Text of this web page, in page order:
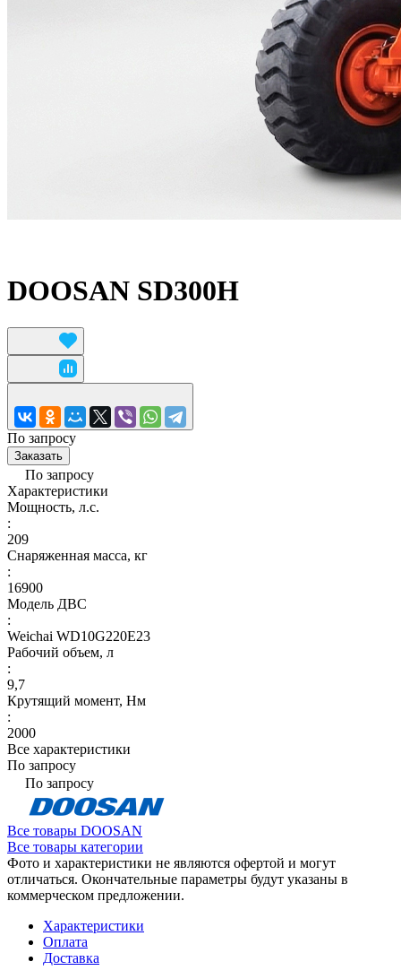
DOOSAN SD300H
По запросу
Заказать
По запросу
Характеристики
Мощность, л.с.
:
209
Снаряженная масса, кг
:
16900
Модель ДВС
:
Weichai WD10G220E23
Рабочий объем, л
:
9,7
Крутящий момент, Нм
:
2000
Все характеристики
По запросу
По запросу
Все товары DOOSAN
Все товары категории
Фото и характеристики не являются офертой и могут
отличаться. Окончательные параметры будут указаны в
коммерческом предложении.
Характеристики
Оплата
Доставка